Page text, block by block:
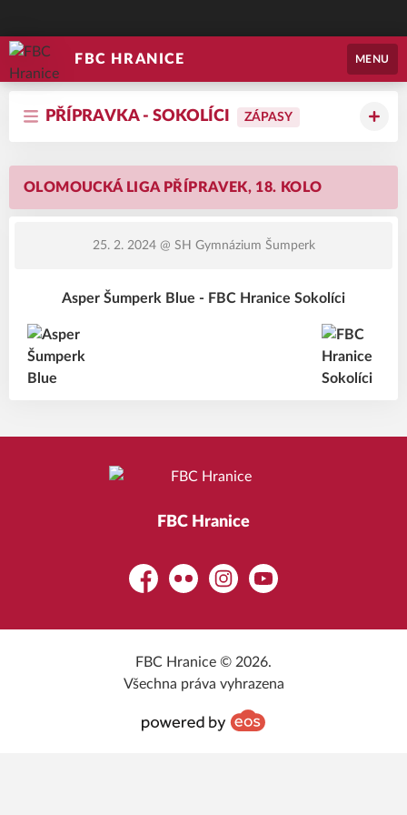
FBC HRANICE MENU
PŘÍPRAVKA - SOKOLÍCI ZÁPASY
OLOMOUCKÁ LIGA PŘÍPRAVEK, 18. KOLO
25. 2. 2024@ SH Gymnázium Šumperk
Asper Šumperk Blue - FBC Hranice Sokolíci
FBC Hranice
FacebookFlickr InstagramYouTube
FBC Hranice © 2026.
Všechna práva vyhrazena